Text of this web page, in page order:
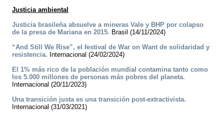
Justicia ambiental
Justicia brasileña absuelve a mineras Vale y BHP por colapso
de la presa de Mariana en 2015. Brasil (14/11/2024)
“And Still We Rise”, el festival de War on Want de solidaridad y
resistencia. Internacional (24/02/2024)
El 1% más rico de la población mundial contamina tanto como
los 5.000 millones de personas más pobres del planeta.
Internacional (20/11/2023)
Una transición justa es una transición post-extractivista.
Internacional (31/03/2021)